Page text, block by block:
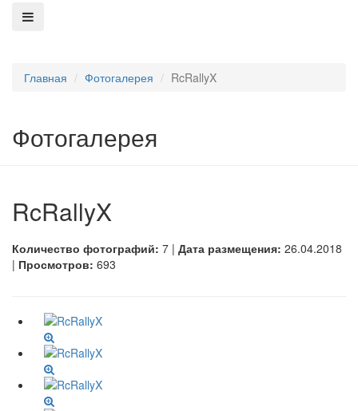
Главная Фотогалерея RcRallyX
Фотогалерея
RcRallyX
Количество фотографий: 7 | Дата размещения: 26.04.2018
| Просмотров: 693